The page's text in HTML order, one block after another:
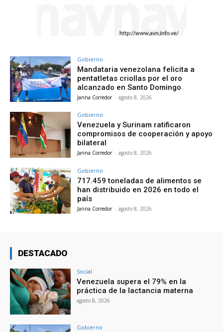
Gobierno
Mandataria venezolana felicita a
pentatletas criollas por el oro
alcanzado en Santo Domingo
Janna Corredor - agosto 8, 2026
Gobierno
Venezuela y Surinam ratificaron
compromisos de cooperación y apoyo
bilateral
Janna Corredor - agosto 8, 2026
Gobierno
717.459 toneladas de alimentos se
han distribuido en 2026 en todo el
país
Janna Corredor - agosto 8, 2026
DESTACADO
Social
Venezuela supera el 79% en la
práctica de la lactancia materna
agosto 8, 2026
Gobierno